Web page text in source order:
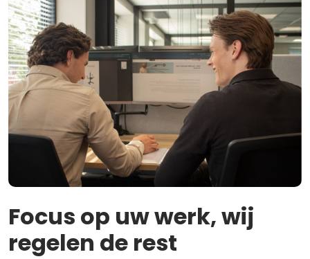
Focus op uw werk, wij
regelen de rest